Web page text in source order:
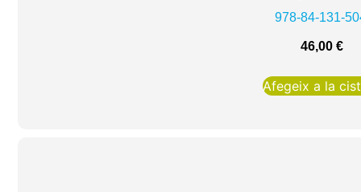
978-84-131-
46,00€
Afegeix a la